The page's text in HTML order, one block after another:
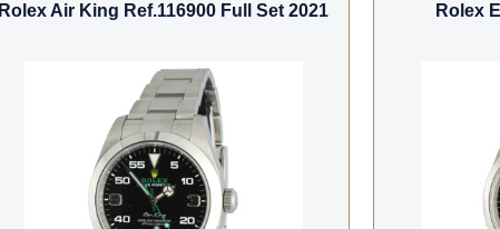
Rolex Air King Ref.116900 Full Set 2021 Rolex